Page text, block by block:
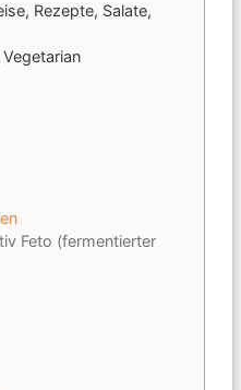
Rezepte, Salate,
Feto (fermentierter